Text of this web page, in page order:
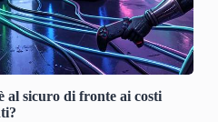
al sicuro di fronte ai costi